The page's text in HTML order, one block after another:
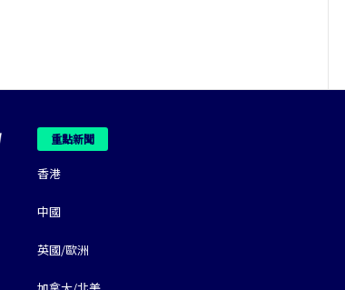
重點新聞
香港
中國
英國/歐洲